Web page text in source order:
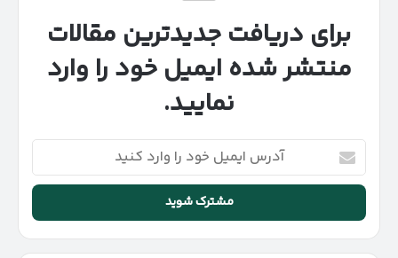
برای دریافت جدیدترین مقالات
منتشر شده ایمیل خود را وارد
نمایید.
آدرس
ایمیل
خود
وارد
کنید